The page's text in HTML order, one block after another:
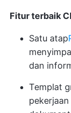
Fitur terbaik
Satu atap
dan
Templat